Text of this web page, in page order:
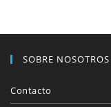
SOBRE NOSOTROS
Contacto